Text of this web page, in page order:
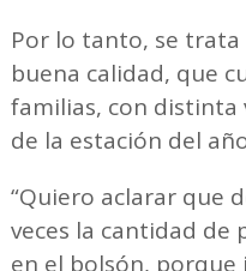
Por lo tanto, se
buena calidad, que
familias, con distinta
de la estación del
“Quiero aclarar que
veces la cantidad de
en el bolsón, porque